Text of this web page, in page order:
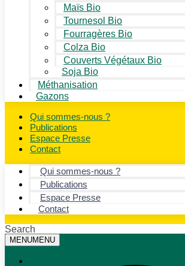
Maïs Bio
Tournesol Bio
Fourragères Bio
Colza Bio
Couverts Végétaux Bio
Soja Bio
Méthanisation
Gazons
Qui sommes-nous ?
Publications
Espace Presse
Contact
Qui sommes-nous ?
Publications
Espace Presse
Contact
Search
MENUMENU